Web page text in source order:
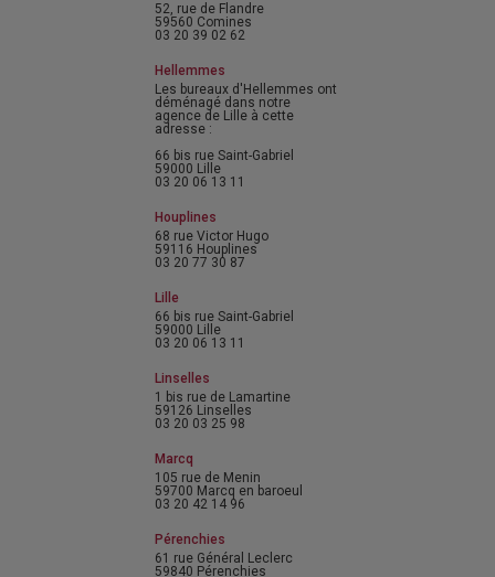
52, rue de Flandre
59560 Comines
03 20 39 02 62
Hellemmes
Les bureaux d'Hellemmes ont
déménagé dans notre
agence de Lille à cette
adresse :
66 bis rue Saint-Gabriel
59000 Lille
03 20 06 13 11
Houplines
68 rue Victor Hugo
59116 Houplines
03 20 77 30 87
Lille
66 bis rue Saint-Gabriel
59000 Lille
03 20 06 13 11
Linselles
1 bis rue de Lamartine
59126 Linselles
03 20 03 25 98
Marcq
105 rue de Menin
59700 Marcq en baroeul
03 20 42 14 96
Pérenchies
61 rue Général Leclerc
59840 Pérenchies